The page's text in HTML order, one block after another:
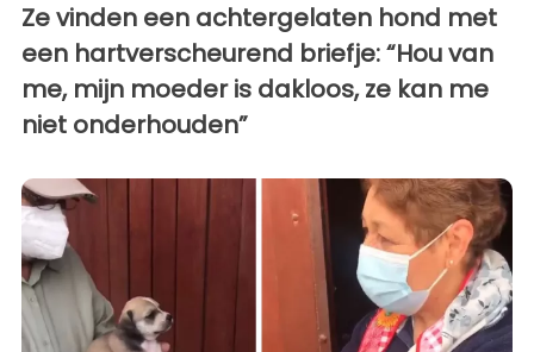
Ze vinden een achtergelaten hond met
een hartverscheurend briefje: “Hou van
me, mijn moeder is dakloos, ze kan me
niet onderhouden”